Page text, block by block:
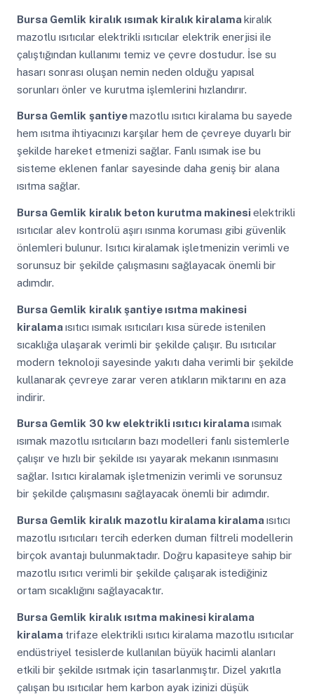
Bursa Gemlik kiralık ısımak kiralık kiralamakiralık
mazotlu ısıtıcılar elektrikli ısıtıcılar elektrik enerjisi ile
çalıştığından kullanımı temiz ve çevre dostudur. İse su
hasarı sonrası oluşan nemin neden olduğu yapısal
sorunları önler ve kurutma işlemlerini hızlandırır.
Bursa Gemlik şantiyemazotlu ısıtıcı kiralama bu sayede
hem ısıtma ihtiyacınızı karşılar hem de çevreye duyarlı bir
şekilde hareket etmenizi sağlar. Fanlı ısımak ise bu
sisteme eklenen fanlar sayesinde daha geniş bir alana
ısıtma sağlar.
Bursa Gemlik kiralık beton kurutma makinesielektrikli
ısıtıcılar alev kontrolü aşırı ısınma koruması gibi güvenlik
önlemleri bulunur. Isıtıcı kiralamak işletmenizin verimli ve
sorunsuz bir şekilde çalışmasını sağlayacak önemli bir
adımdır.
Bursa Gemlik kiralık şantiye ısıtma makinesi
kiralamaısıtıcı ısımak ısıtıcıları kısa sürede istenilen
sıcaklığa ulaşarak verimli bir şekilde çalışır. Bu ısıtıcılar
modern teknoloji sayesinde yakıtı daha verimli bir şekilde
kullanarak çevreye zarar veren atıkların miktarını en aza
indirir.
Bursa Gemlik 30 kw elektrikli ısıtıcı kiralamaısımak
ısımak mazotlu ısıtıcıların bazı modelleri fanlı sistemlerle
çalışır ve hızlı bir şekilde ısı yayarak mekanın ısınmasını
sağlar. Isıtıcı kiralamak işletmenizin verimli ve sorunsuz
bir şekilde çalışmasını sağlayacak önemli bir adımdır.
Bursa Gemlik kiralık mazotlu kiralama kiralamaısıtıcı
mazotlu ısıtıcıları tercih ederken duman filtreli modellerin
birçok avantajı bulunmaktadır. Doğru kapasiteye sahip bir
mazotlu ısıtıcı verimli bir şekilde çalışarak istediğiniz
ortam sıcaklığını sağlayacaktır.
Bursa Gemlik kiralık ısıtma makinesi kiralama
kiralama trifaze elektrikli ısıtıcı kiralama mazotlu ısıtıcılar
endüstriyel tesislerde kullanılan büyük hacimli alanları
etkili bir şekilde ısıtmak için tasarlanmıştır. Dizel yakıtla
çalışan bu ısıtıcılar hem karbon ayak izinizi düşük